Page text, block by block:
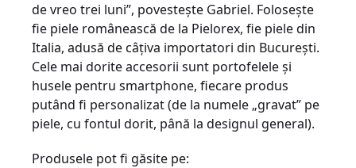
de vreo trei luni”, povesteşte Gabriel. Foloseşte
fie piele românească de la Pielorex, fie piele din
Italia, adusă de câţiva importatori din Bucureşti.
Cele mai dorite accesorii sunt portofelele şi
husele pentru smartphone, fiecare produs
putând fi personalizat (de la numele „gravat” pe
piele, cu fontul dorit, până la designul general).
Produsele pot fi găsite pe: